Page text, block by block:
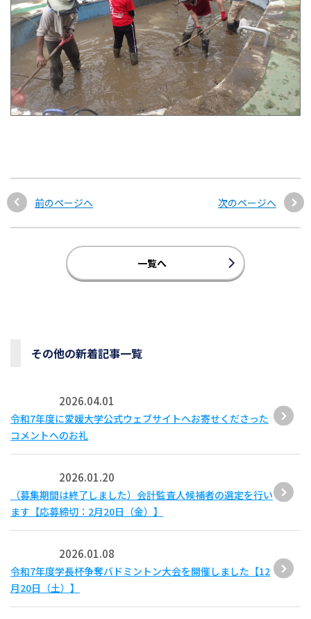
前のページへ 次のページへ
一覧へ
その他の新着記事一覧
2026.04.01
令和7年度に愛媛大学公式ウェブサイトへお寄せくださった
コメントへのお礼
2026.01.20
（募集期間は終了しました）会計監査人候補者の選定を行い
ます【応募締切：2月20日（金）】
2026.01.08
令和7年度学長杯争奪バドミントン大会を開催しました【12
月20日（土）】